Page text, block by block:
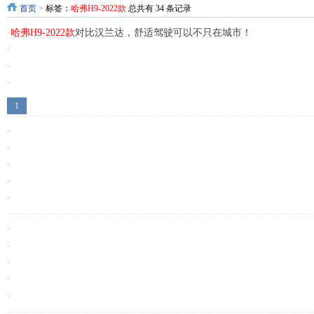
首页 > 标签： 哈弗H9-2022款 总共有 34 条记录
·哈弗H9-2022款对比汉兰达，舒适驾驶可以不只在城市！
·
·
·
·
·
·
·
·
·
·
·
·
·
·
1